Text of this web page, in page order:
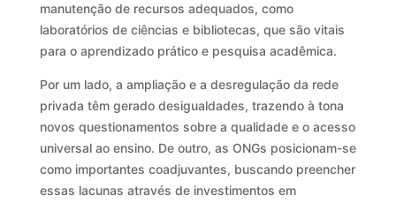
manutenção de recursos adequados, como
laboratórios de ciências e bibliotecas, que são vitais
para o aprendizado prático e pesquisa acadêmica.
Por um lado, a ampliação e a desregulação da rede
privada têm gerado desigualdades, trazendo à tona
novos questionamentos sobre a qualidade e o acesso
universal ao ensino. De outro, as ONGs posicionam-se
como importantes coadjuvantes, buscando preencher
essas lacunas através de investimentos em